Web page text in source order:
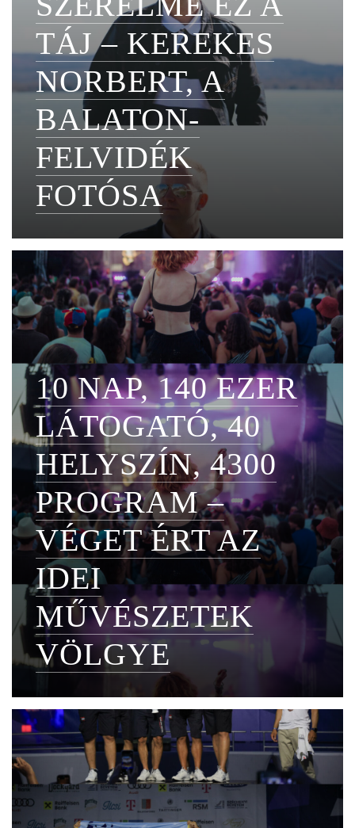
TÁJ – KEREKES
NORBERT, A
BALATON-
FELVIDÉK
FOTÓSA
10 NAP, 140 EZER
LÁTOGATÓ, 40
HELYSZÍN, 4300
PROGRAM –
VÉGET ÉRT AZ
IDEI
MŰVÉSZETEK
VÖLGYE